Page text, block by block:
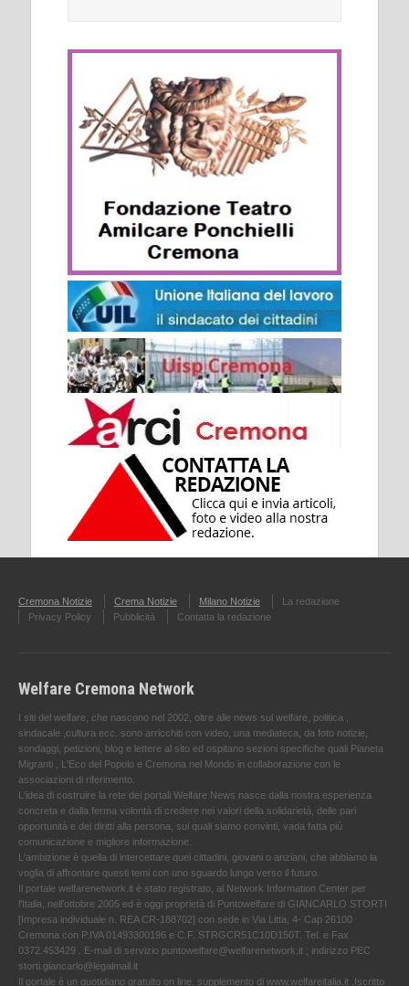
Cremona Notizie Crema Notizie Milano Notizie
La redazione
Privacy Policy
Pubblicità Contatta la redazione
Welfare Cremona Network
I siti del welfare, che nascono nel 2002, oltre alle news sul welfare, politica ,
sindacale ,cultura ecc. sono arricchiti con video, una mediateca, da foto notizie,
sondaggi, petizioni, blog e lettere al sito ed ospitano sezioni specifiche quali Pianeta
Migranti , L'Eco del Popolo e Cremona nel Mondo in collaborazione con le
associazioni di riferimento.
L'idea di costruire la rete dei portali Welfare News nasce dalla nostra esperienza
concreta e dalla ferma volontà di credere nei valori della solidarietà, delle pari
opportunità e dei diritti alla persona, sui quali siamo convinti, vada fatta più
comunicazione e migliore informazione.
L'ambizione è quella di intercettare quei cittadini, giovani o anziani, che abbiamo la
voglia di affrontare questi temi con uno sguardo lungo verso il futuro.
Il portale welfarenetwork.it è stato registrato, al Network Information Center per
l'Italia, nell’ottobre 2005 ed è oggi proprietà di Puntowelfare di GIANCARLO STORTI
[Impresa individuale n. REA CR-188702] con sede in Via Litta, 4- Cap 26100
Cremona con P.IVA 01493300196 e C.F. STRGCR51C10D150T. Tel. e Fax
0372.453429 . E-mail di servizio puntowelfare@welfarenetwork.it ; indirizzo PEC
storti.giancarlo@legalmail.it
Il portale è un quotidiano gratuito on line, supplemento di www.welfareitalia.it ,Iscritto